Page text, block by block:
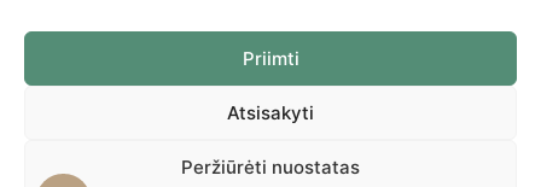
Priimti
Atsisakyti
Peržiūrėti nuostatas
Visos teisės saugomos 2026 © „Skaitmeninis projektas“ ©
griežtai draudžiama